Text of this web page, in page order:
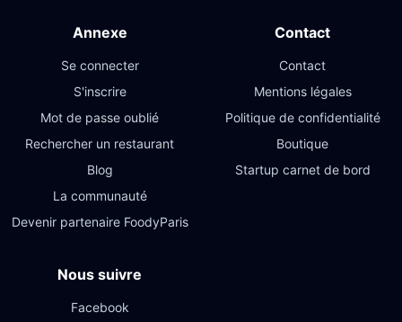
Annexe
Se connecter
S'inscrire
Mot de passe oublié
Rechercher un restaurant
Blog
La communauté
Devenir partenaire FoodyParis
Contact
Contact
Mentions légales
Politique de confidentialité
Boutique
Startup carnet de bord
Nous suivre
Facebook